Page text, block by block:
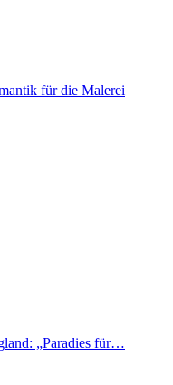
für die Malerei
„Paradies für…